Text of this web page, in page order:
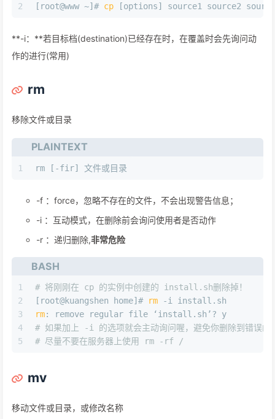
2
[root@www ~]# cp [options] source1 source2
**-i：**若目标档(destination)已经存在时，在覆盖时会先询问动
作的进行(常用)
rm
移除文件或目录
PLAINTEXT
1 rm [-fir] 文件或目录
-f ：force，忽略不存在的文件，不会出现警告信息；
-i ：互动模式，在删除前会询问使用者是否动作
-r ：递归删除,非常危险
BASH
1
2
3
4
5
# 将刚刚在 cp 的实例中创建的 install.sh删除掉！
[root@kuangshen home]# rm -i install.sh
rm: remove regular file ‘install.sh’? y
# 如果加上 -i 的选项就会主动询问喔，避免你删除到错误的
# 尽量不要在服务器上使用 rm -rf /
mv
移动文件或目录，或修改名称